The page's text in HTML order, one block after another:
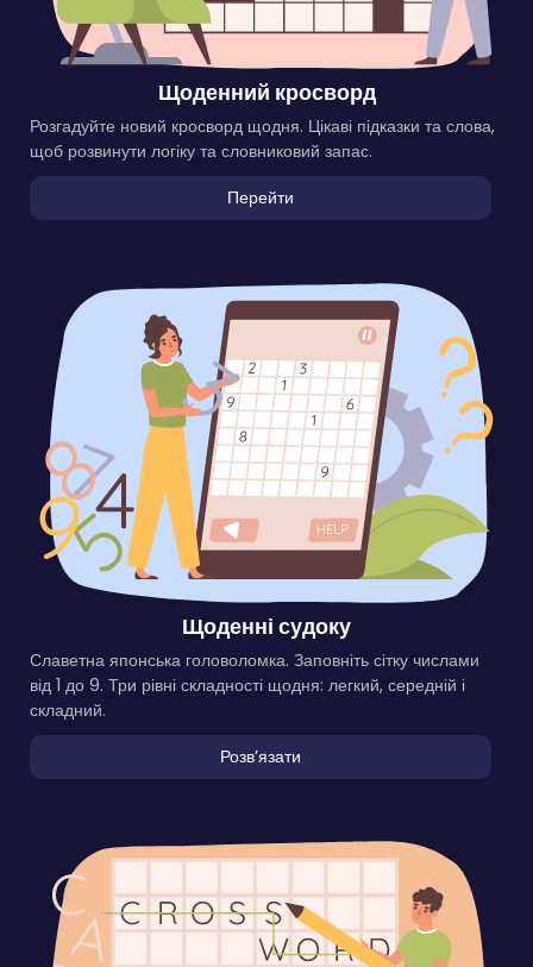
Щоденний кросворд
Розгадуйте новий кросворд щодня. Цікаві підказки та слова,
щоб розвинути логіку та словниковий запас.
Перейти
Щоденні судоку
Славетна японська головоломка. Заповніть сітку числами
від 1 до 9. Три рівні складності щодня: легкий, середній і
складний.
Розвʼязати